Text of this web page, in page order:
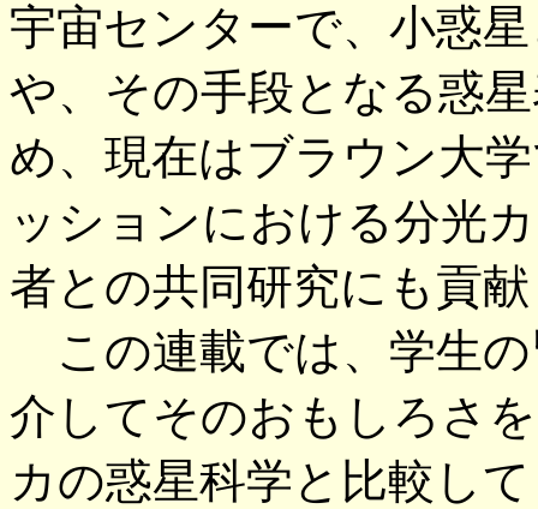
宇宙センターで、小惑
や、その手段となる惑
め、現在はブラウン大
ッションにおける分光
者との共同研究にも貢
この連載では、学生
介してそのおもしろさ
カの惑星科学と比較し